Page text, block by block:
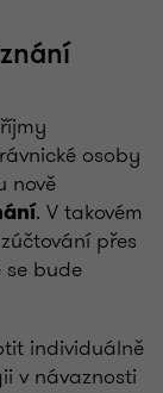
osoby
nově
. V takovém
přes
bude
individuálně
v návaznosti